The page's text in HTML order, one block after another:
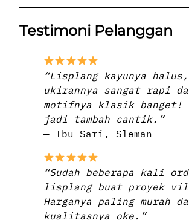
Testimoni Pelanggan
“Lisplang kayunya halus,
ukirannya sangat rapi
motifnya klasik banget!
jadi tambah cantik.”
— Ibu Sari, Sleman
“Sudah beberapa kali
lisplang buat proyek
Harganya paling murah
kualitasnya oke.”